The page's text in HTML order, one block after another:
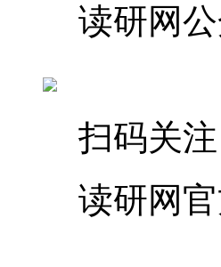
读研网
扫码关注
读研网